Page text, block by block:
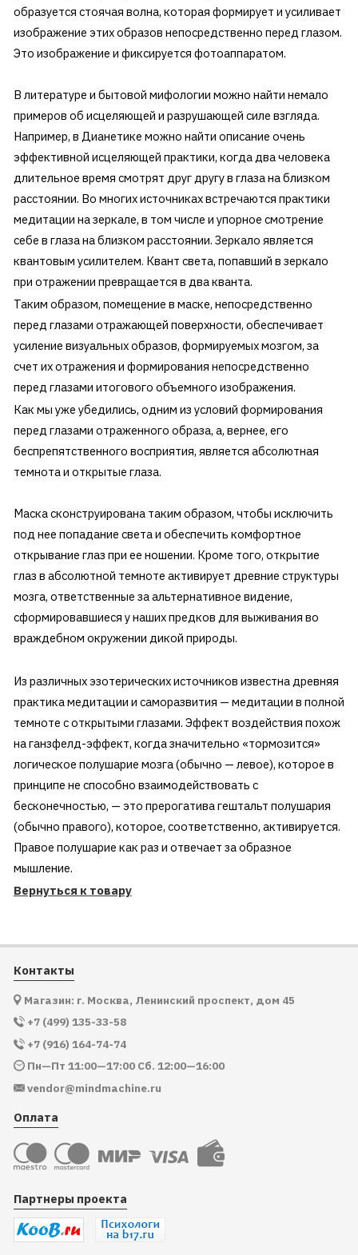
образуется стоячая волна, которая формирует и усиливает
изображение этих образов непосредственно перед глазом.
Это изображение и фиксируется фотоаппаратом.
В литературе и бытовой мифологии можно найти немало
примеров об исцеляющей и разрушающей силе взгляда.
Например, в Дианетике можно найти описание очень
эффективной исцеляющей практики, когда два человека
длительное время смотрят друг другу в глаза на близком
расстоянии. Во многих источниках встречаются практики
медитации на зеркале, в том числе и упорное смотрение
себе в глаза на близком расстоянии. Зеркало является
квантовым усилителем. Квант света, попавший в зеркало
при отражении превращается в два кванта.
Таким образом, помещение в маске, непосредственно
перед глазами отражающей поверхности, обеспечивает
усиление визуальных образов, формируемых мозгом, за
счет их отражения и формирования непосредственно
перед глазами итогового объемного изображения.
Как мы уже убедились, одним из условий формирования
перед глазами отраженного образа, а, вернее, его
беспрепятственного восприятия, является абсолютная
темнота и открытые глаза.
Маска сконструирована таким образом, чтобы исключить
под нее попадание света и обеспечить комфортное
открывание глаз при ее ношении. Кроме того, открытие
глаз в абсолютной темноте активирует древние структуры
мозга, ответственные за альтернативное видение,
сформировавшиеся у наших предков для выживания во
враждебном окружении дикой природы.
Из различных эзотерических источников известна древняя
практика медитации и саморазвития — медитации в полной
темноте с открытыми глазами. Эффект воздействия похож
на ганзфелд-эффект, когда значительно «тормозится»
логическое полушарие мозга (обычно — левое), которое в
принципе не способно взаимодействовать с
бесконечностью, — это прерогатива гештальт полушария
(обычно правого), которое, соответственно, активируется.
Правое полушарие как раз и отвечает за образное
мышление.
Вернуться к товару
Контакты
Магазин: г. Москва, Ленинский проспект, дом 45
+7 (499) 135-33-58
+7 (916) 164-74-74
Пн—Пт 11:00—17:00 Сб. 12:00—16:00
vendor@mindmachine.ru
Оплата
Партнеры проекта